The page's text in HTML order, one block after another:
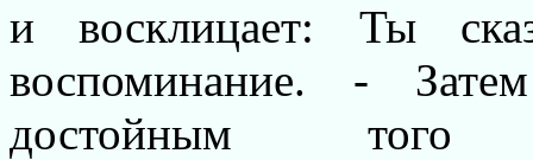
и восклицает: Ты
воспоминание. -
достойным того